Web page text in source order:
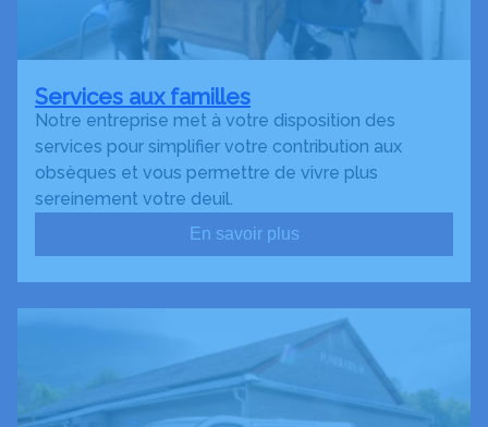
Services aux familles
Notre entreprise met à votre disposition des
services pour simplifier votre contribution aux
obsèques et vous permettre de vivre plus
sereinement votre deuil.
En savoir plus